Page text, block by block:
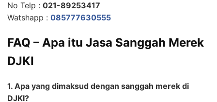
No Telp : 021-89253417
Watshapp : 085777630555
FAQ – Apa itu Jasa Sanggah Merek
DJKI
1. Apa yang dimaksud dengan sanggah merek di
DJKI?